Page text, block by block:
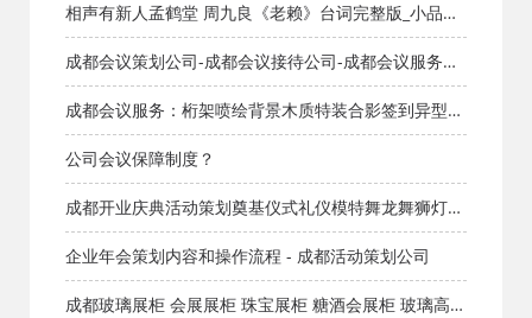
相声有新人孟鹤堂 周九良《老赖》台词完整版_小品剧
本库_知识库_成都活动公司网_策划网_方案网_文案网_
文档网
成都会议策划公司-成都会议接待公司-成都会议服务公
司-成都会务公司哪家好？
成都会议服务：桁架喷绘背景木质特装合影签到异型展
板舞台背景
公司会议保障制度？
成都开业庆典活动策划奠基仪式礼仪模特舞龙舞狮灯光
音响 - 成都活动策划公司
企业年会策划内容和操作流程 - 成都活动策划公司
成都玻璃展柜 会展展柜 珠宝展柜 糖酒会展柜 玻璃高柜